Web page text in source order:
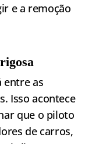
e a remoção
entre as
Isso acontece
que o piloto
de carros,